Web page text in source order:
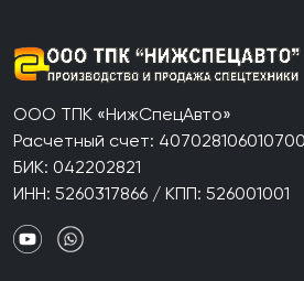
ООО ТПК «НижСпецАвто»
Расчетный счет:
БИК: 042202821
ИНН: 5260317866 / КПП: 526001001